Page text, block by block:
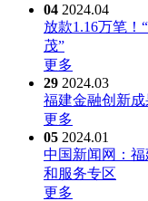
04 2024.04
放款1.16万笔！
茂”
更多
29 2024.03
福建金融创新
更多
05 2024.01
中国新闻网：
和服务专区
更多